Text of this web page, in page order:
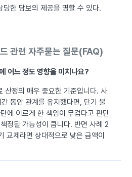
당한 담보의 제공을 명할 수 있다.
관련 자주묻는 질문(FAQ)
어느 정도 영향을 미치나요?
산정의 매우 중요한 기준입니다. 사
동안 관계를 유지했다면, 단기 불
에 이르게 한 책임이 무겁다고 판단
정될 가능성이 큽니다. 반면 사례 2
교제라면 상대적으로 낮은 금액이